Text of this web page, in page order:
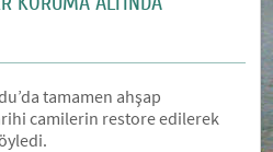
tamamen ahşap
camilerin restore edilerek